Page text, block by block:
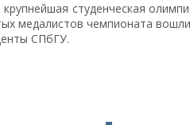
крупнейшая студенческая
медалистов чемпионата
СПбГУ.